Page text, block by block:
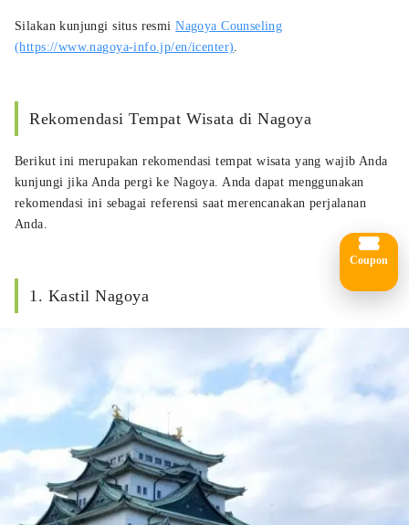
Silakan kunjungi situs resmiNagoya Counseling
(https://www.nagoya-info.jp/en/icenter)
Rekomendasi Tempat Wisata di Nagoya
Berikut ini merupakan rekomendasi tempat wisata yang wajib Anda
kunjungi jika Anda pergi ke Nagoya. Anda dapat menggunakan
rekomendasi ini sebagai referensi saat merencanakan perjalanan
Anda.
1. Kastil Nagoya
Coupon